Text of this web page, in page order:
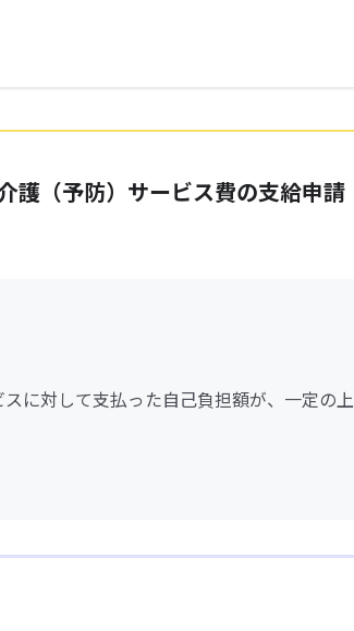
護（予防）サービス費の支給申請
に対して支払った自己負担額が、一定の